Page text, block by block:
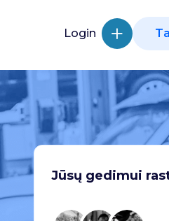
Login
Jūsų gedimui